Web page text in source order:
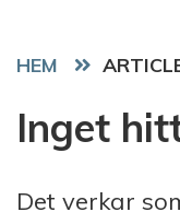
HEM
Inget
Det verkar